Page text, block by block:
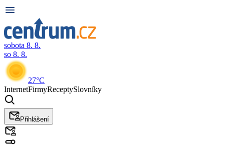
sobota 8. 8.
so 8. 8.
27°C
InternetFirmyReceptySlovníky
Přihlášení